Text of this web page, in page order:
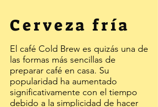
Cerveza fría
El café Cold Brew es quizás una de
las formas más sencillas de
preparar café en casa. Su
popularidad ha aumentado
significativamente con el tiempo
debido a la simplicidad de hacer